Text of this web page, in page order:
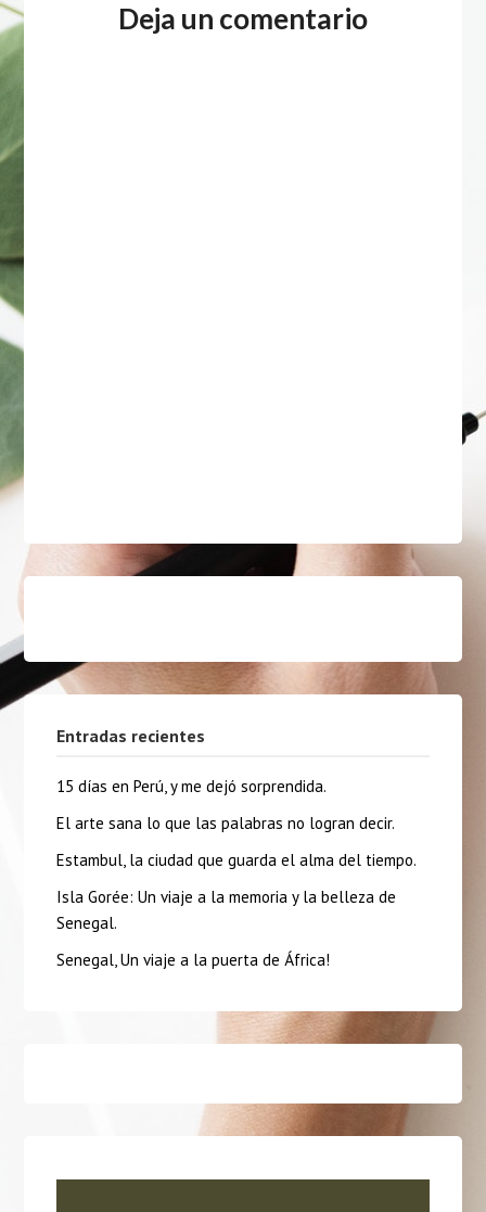
Deja un comentario
Entradas recientes
15 días en Perú, y me dejó sorprendida.
El arte sana lo que las palabras no logran decir.
Estambul, la ciudad que guarda el alma del tiempo.
Isla Gorée: Un viaje a la memoria y la belleza de
Senegal.
Senegal, Un viaje a la puerta de África!